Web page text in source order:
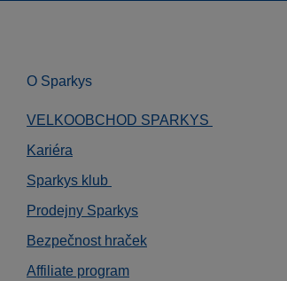
O Sparkys
VELKOOBCHOD SPARKYS
Kariéra
Sparkys klub
Prodejny Sparkys
Bezpečnost hraček
Affiliate program